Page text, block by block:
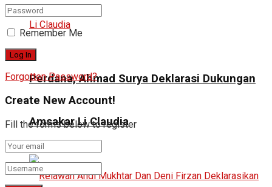
Perdana, Ahmad Surya Deklarasi Dukungan
Amsakar Li Claudia
Remember Me
Forgotten Password?
Create New Account!
Fill the forms below to register